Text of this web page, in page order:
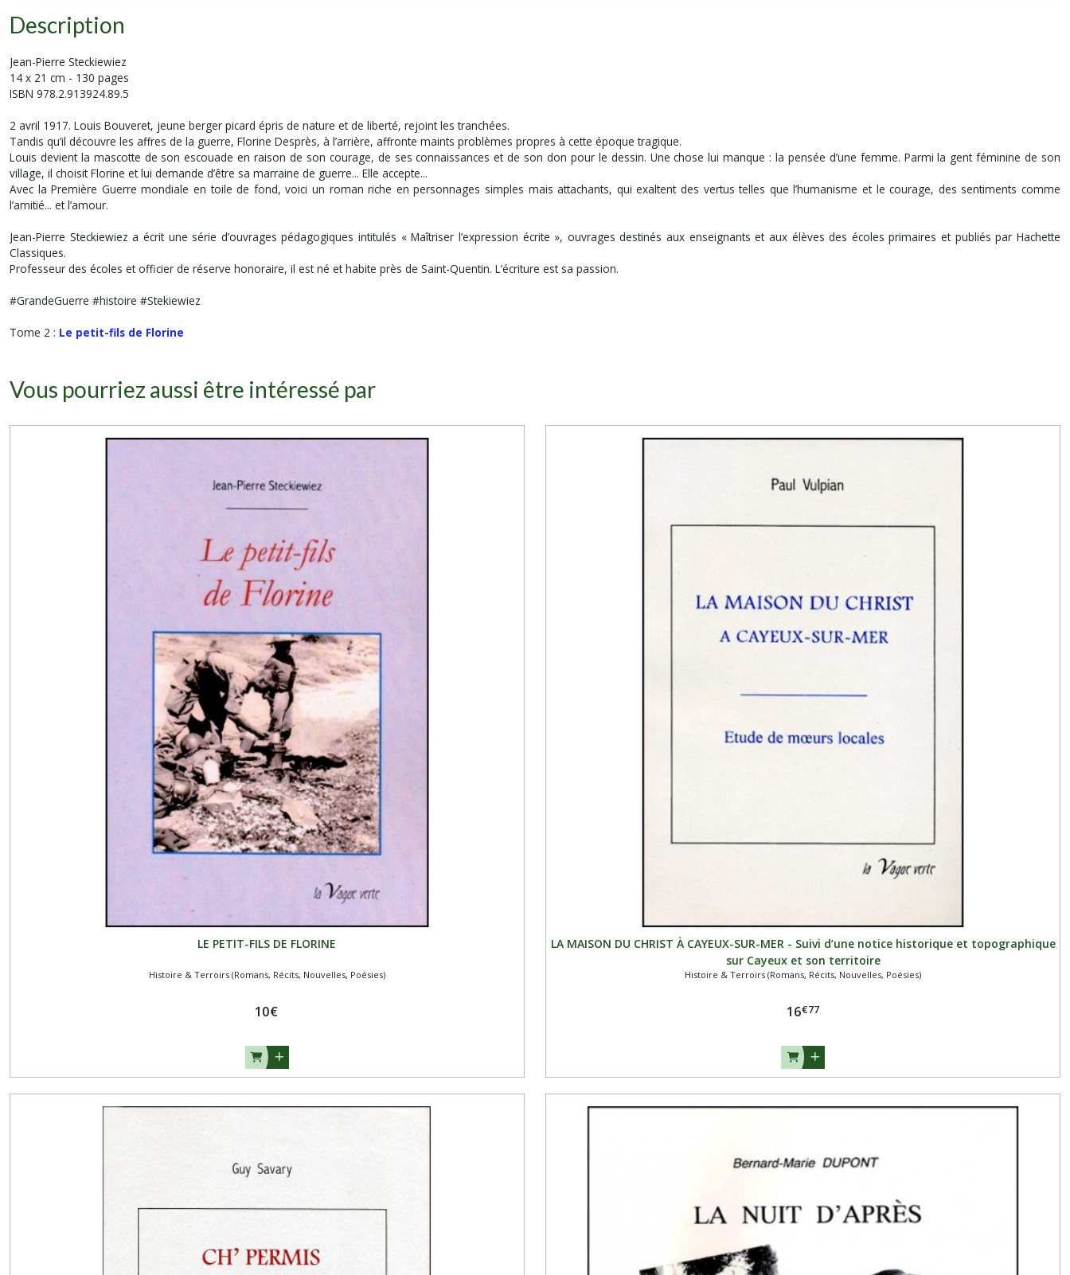
Description
Jean-Pierre Steckiewiez
14 x 21 cm - 130 pages
ISBN 978.2.913924.89.5
2 avril 1917. Louis Bouveret, jeune berger picard épris de nature et de liberté, rejoint les tranchées.
Tandis qu’il découvre les affres de la guerre, Florine Desprès, à l’arrière, affronte maints problèmes propres à cette époque tragique.
Louis devient la mascotte de son escouade en raison de son courage, de ses connaissances et de son don pour le dessin. Une chose lui manque : la pensée d’une femme. Parmi la gent féminine de son
village, il choisit Florine et lui demande d’être sa marraine de guerre... Elle accepte...
Avec la Première Guerre mondiale en toile de fond, voici un roman riche en personnages simples mais attachants, qui exaltent des vertus telles que l’humanisme et le courage, des sentiments comme
l’amitié... et l’amour.
Jean-Pierre Steckiewiez a écrit une série d’ouvrages pédagogiques intitulés « Maîtriser l’expression écrite », ouvrages destinés aux enseignants et aux élèves des écoles primaires et publiés par Hachette
Classiques.
Professeur des écoles et officier de réserve honoraire, il est né et habite près de Saint-Quentin. L’écriture est sa passion.
#GrandeGuerre #histoire #Stekiewiez
Tome 2 : Le petit-fils de Florine
Vous pourriez aussi être intéressé par
LE PETIT-FILS DE FLORINE
Histoire & Terroirs (Romans, Récits, Nouvelles, Poésies)
10€
LA MAISON DU CHRIST À CAYEUX-SUR-MER - Suivi d’une notice historique et topographique
sur Cayeux et son territoire
Histoire & Terroirs (Romans, Récits, Nouvelles, Poésies)
16€77